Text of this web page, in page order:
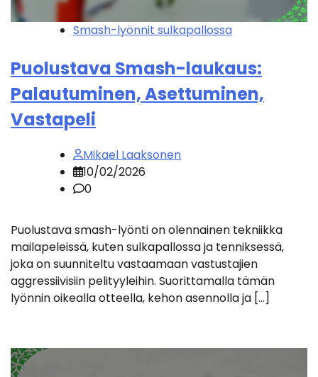
Smash-lyönnit sulkapallossa
Puolustava Smash-laukaus:
Palautuminen, Asettuminen,
Vastapeli
Mikael Laaksonen
10/02/2026
0
Puolustava smash-lyönti on olennainen tekniikka
mailapeleissä, kuten sulkapallossa ja tenniksessä,
joka on suunniteltu vastaamaan vastustajien
aggressiivisiin pelityyleihin. Suorittamalla tämän
lyönnin oikealla otteella, kehon asennolla ja […]